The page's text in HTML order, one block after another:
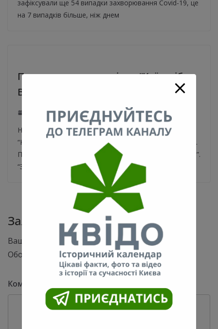
зафіксували ще 54 випадки захворювання Covid-19, це
на 7 випадків більше, ніж днем
Помер голова правління “Київхліб»
Володимир Череда
23.05.2020 0
На 61-му році життя помер голова правління ПАТ
“Київхліб”, президент Всеукраїнської асоціації пекарів.
Про це повідомляється на facebook сторінці “Київхліб”.
“З великим
Залишити відповідь
Ваша e-mail адреса не оприлюднюватиметься.
Обов’язкові поля позначені *
Коментар